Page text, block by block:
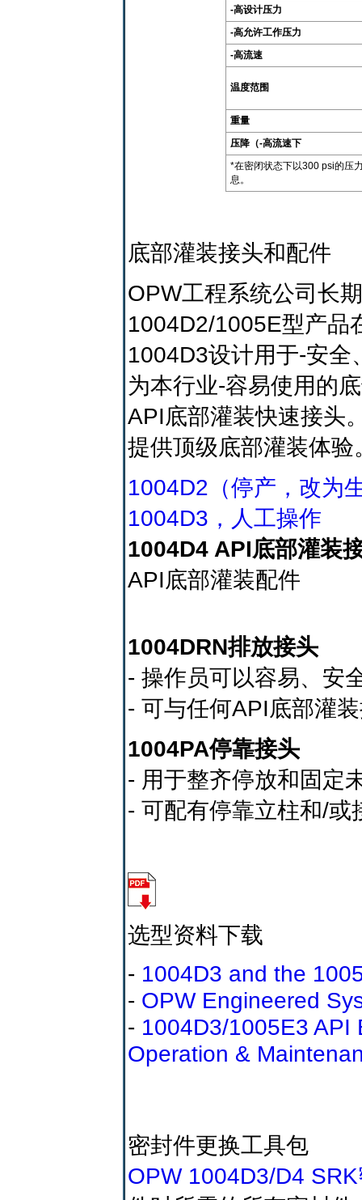
-高设计压力
-高允许工作压力
-高流速
温度范围
重量
压降（-高流速下
*在密闭状态下以300 psi的压
息。
底部灌装接头和配件
OPW工程系统公司长
1004D2/1005E型产品
1004D3设计用于-安全
为本行业-容易使用的
API底部灌装快速接头
提供顶级底部灌装体验
1004D2（停产，改为
1004D3，人工操作
1004D4 API底部灌装
API底部灌装配件
1004DRN排放接头
- 操作员可以容易、安
- 可与任何API底部灌
1004PA停靠接头
- 用于整齐停放和固定
- 可配有停靠立柱和/或
选型资料下载
- 1004D3 and the
- OPW Engineered
- 1004D3/1005E3 API
Operation &
密封件更换工具包
OPW 1004D3/D4